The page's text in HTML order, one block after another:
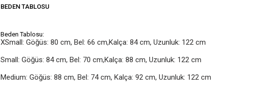
BEDEN TABLOSU
Beden Tablosu:
XSmall: Göğüs: 80 cm, Bel: 66 cm,Kalça: 84 cm, Uzunluk: 122 cm
Small: Göğüs: 84 cm, Bel: 70 cm,Kalça: 88 cm, Uzunluk: 122 cm
Medium: Göğüs: 88 cm, Bel: 74 cm, Kalça: 92 cm, Uzunluk: 122 cm